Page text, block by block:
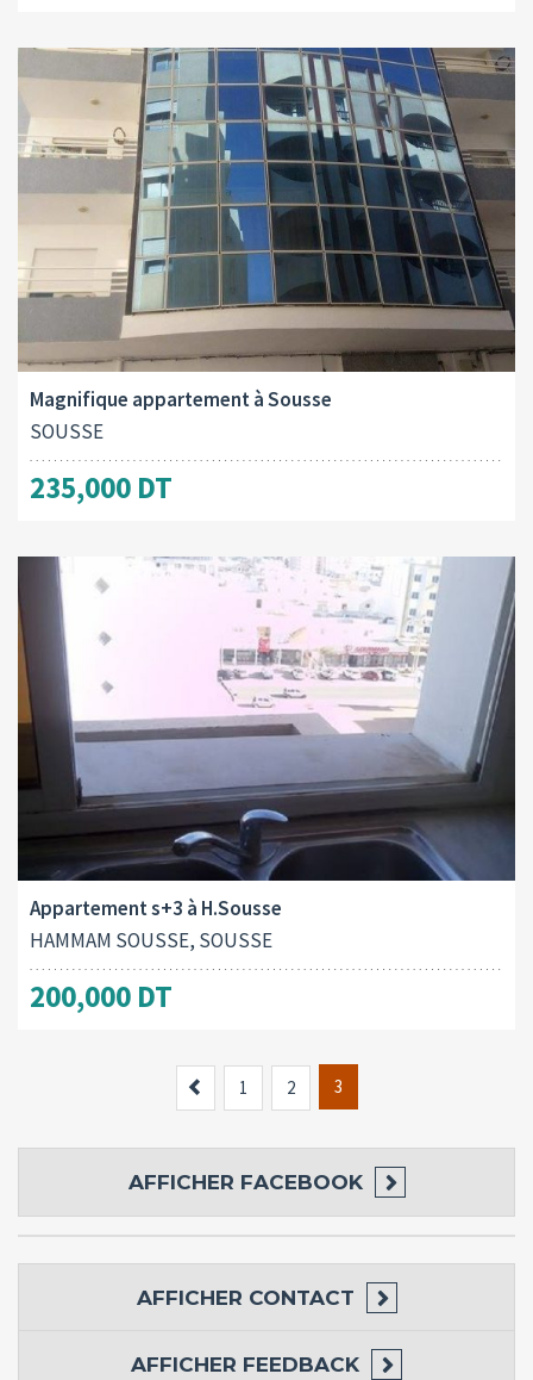
Surface totale:
200.00 M
Magnifique appartement à Sousse
SOUSSE
235,000 DT
Surface totale:
115 M 2
Appartement s+3 à H.Sousse
HAMMAM SOUSSE, SOUSSE
200,000 DT
Previous
1 2 3
AFFICHER FACEBOOK
AFFICHER CONTACT
AFFICHER FEEDBACK